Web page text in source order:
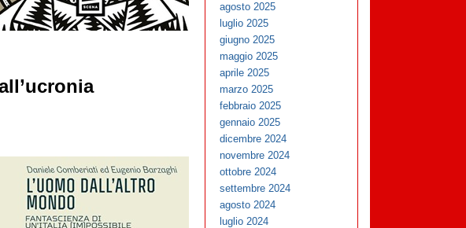
agosto 2025
luglio 2025
giugno 2025
maggio 2025
aprile 2025
marzo 2025
febbraio 2025
gennaio 2025
dicembre 2024
novembre 2024
ottobre 2024
settembre 2024
agosto 2024
luglio 2024